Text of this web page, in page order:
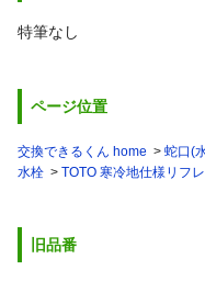
特筆なし
ページ位置
交換できるくん home 蛇口(
水栓
TOTO 寒冷地仕様リフ
旧品番